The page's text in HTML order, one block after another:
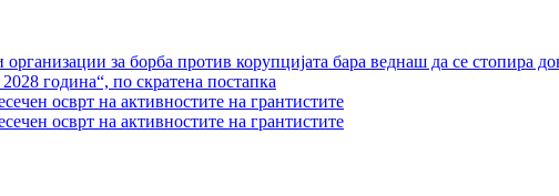
за борба против корупцијата бара веднаш да се стопира
година“, по скратена постапка
осврт на активностите на грантистите
осврт на активностите на грантистите